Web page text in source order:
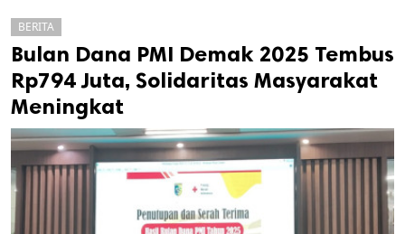
cipta.
BERITA
Bulan Dana PMI Demak 2025 Tembus
Rp794 Juta, Solidaritas Masyarakat
Meningkat